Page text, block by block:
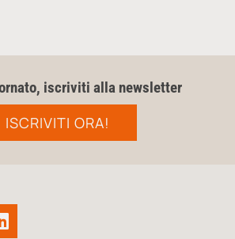
iscriviti alla newsletter
ISCRIVITI ORA!